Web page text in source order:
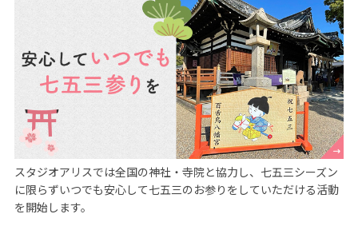
スタジオアリスでは全国の神社・寺院と協力し、七五三シーズン
に限らずいつでも安心して七五三のお参りをしていただける活動
を開始します。